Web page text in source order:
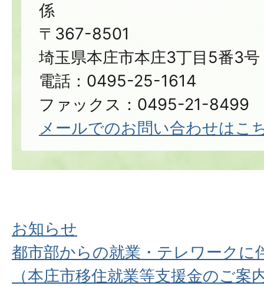
係
〒367-8501
埼玉県本庄市本庄3丁目5番3号
電話：0495-25-1614
ファックス：0495-21-8499
メールでのお問い合わせはこ
お知らせ
都市部からの就業・テレワークに
（本庄市移住就業等支援金のご案